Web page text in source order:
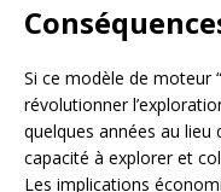
Si ce modèle de moteur
révolutionner
quelques années au
capacité à explorer et
Les implications